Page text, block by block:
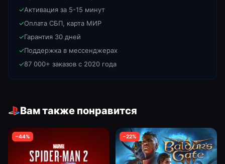
✓Активация за 5-15 минут
✓Оплата СБП, карта МИР
✓Гарантия 30 дней
✓Поддержка в мессенджерах
✓87 000+ заказов с 2020 года
Вам также понравится
−44% −22%